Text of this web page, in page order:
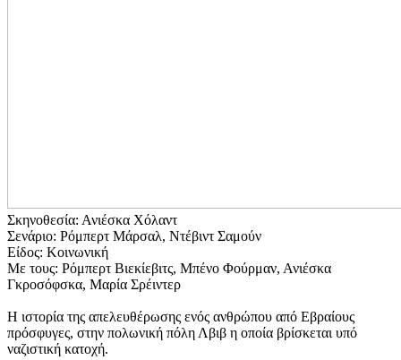
Σκηνοθεσία: Ανιέσκα Χόλαντ
Σενάριο: Ρόμπερτ Μάρσαλ, Ντέβιντ Σαμούν
Είδος: Κοινωνική
Με τους: Ρόμπερτ Βιεκίεβιτς, Μπένο Φούρμαν, Ανιέσκα
Γκροσόφσκα, Μαρία Σρέιντερ
Η ιστορία της απελευθέρωσης ενός ανθρώπου από Εβραίους
πρόσφυγες, στην πολωνική πόλη Λβιβ η οποία βρίσκεται υπό
ναζιστική κατοχή.